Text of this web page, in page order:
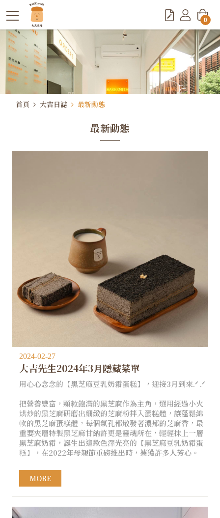
首頁 大吉日誌 最新動態
最新動態
2024-02-27
大吉先生2024年3月隱藏菜單
用心心念念的【黑芝麻豆乳奶霜蛋糕】，迎接3月到來.ᐟ .ᐟ
把營養豐富，顆粒飽滿的黑芝麻作為主角，選用經過小火
烘炒的黑芝麻研磨出細緻的芝麻粉拌入蛋糕體，讓蓬鬆綿
軟的黑芝麻蛋糕體，每個氣孔都散發著濃郁的芝麻香，最
重要夾層特製黑芝麻甘納許更是靈魂所在，輕輕抹上一層
黑芝麻奶霜，誕生出這款色澤光亮的【黑芝麻豆乳奶霜蛋
糕】，在2022年母親節重磅推出時，擄獲許多人芳心。
MORE
0